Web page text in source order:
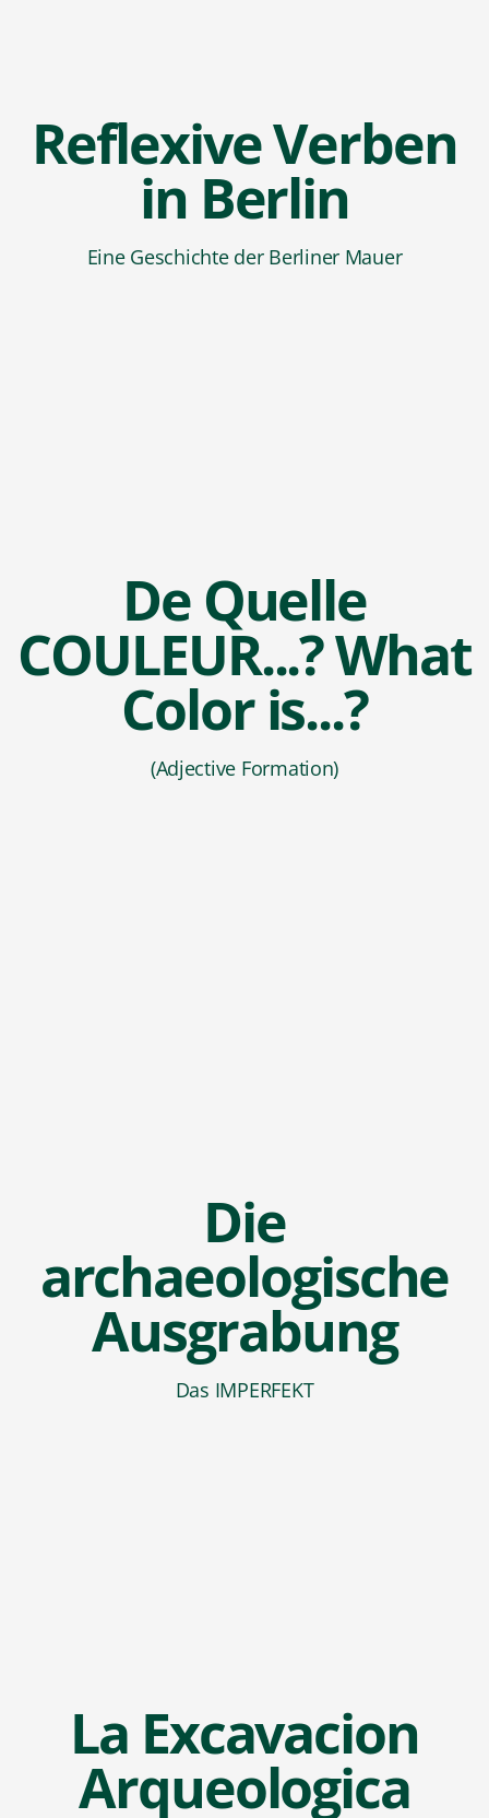
Reflexive Verben
in Berlin
Eine Geschichte der Berliner Mauer
De Quelle
COULEUR...? What
Color is...?
(Adjective Formation)
Die
archaeologische
Ausgrabung
Das IMPERFEKT
La Excavacion
Arqueologica